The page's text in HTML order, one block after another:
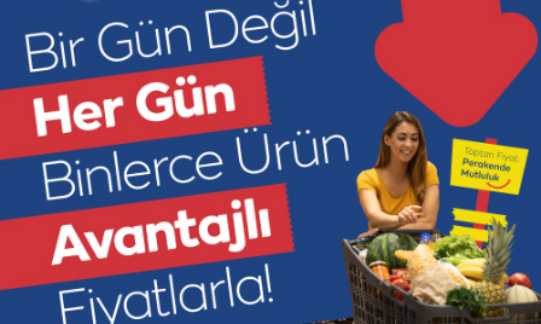
B12 eksikliğini ciddiye alın !
Ana Sayfa Sağlik